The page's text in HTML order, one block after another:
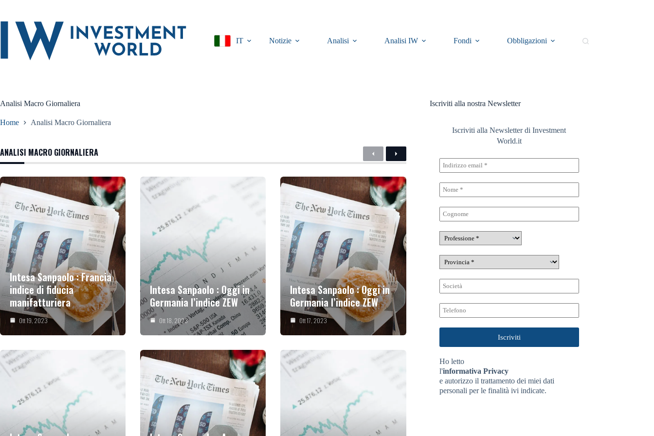
al
contenuto
IT
Notizie Analisi Analisi IW Fondi Obbligazioni Il Rosso e il Nero
Analisi Macro Giornaliera
Home Analisi Macro Giornaliera
ANALISI MACRO GIORNALIERA PrecedenteSuccessivo
Intesa Sanpaolo : Francia
indice di fiducia
manifatturiera
Ott 19, 2023
Intesa Sanpaolo : Oggi in
Germania l’indice ZEW
Ott 18, 2023
Intesa Sanpaolo : Oggi in
Germania l’indice ZEW
Ott 17, 2023
Iscriviti alla nostra Newsletter
Iscriviti alla Newsletter di Investment
World.it
Ho letto
l'informativa Privacy
e autorizzo il trattamento dei miei dati
personali per le finalità ivi indicate.